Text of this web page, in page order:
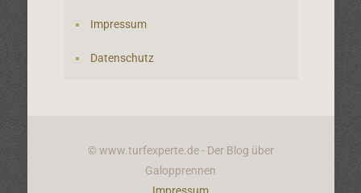
Impressum
Datenschutz
© www.turfexperte.de - Der Blog über
Galopprennen